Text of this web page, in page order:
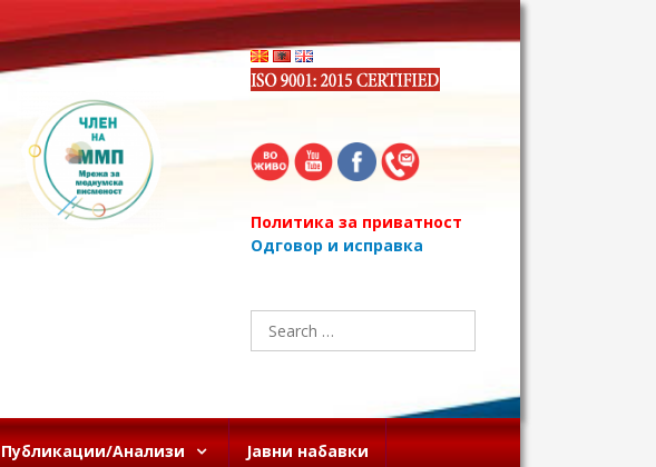
Политика за приватност
Одговор и исправка
Search
for:
Публикации/Анализи Јавни набавки